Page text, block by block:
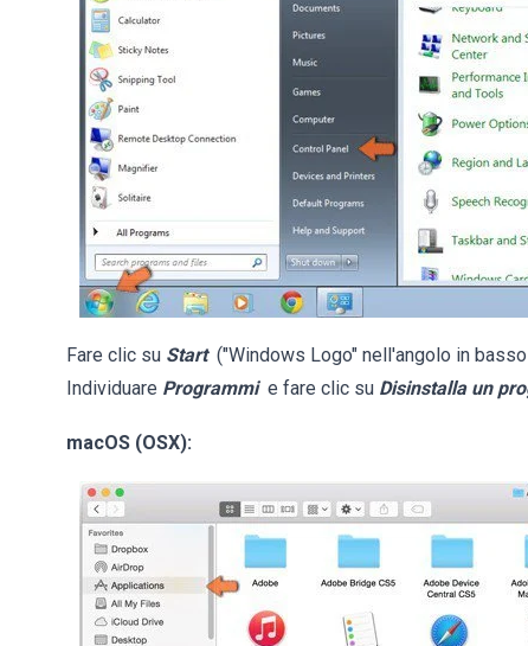
Fare clic su Start ("Windows Logo" nell'angolo in
Individuare Programmi e fare clic su Disinstalla un
macOS (OSX):